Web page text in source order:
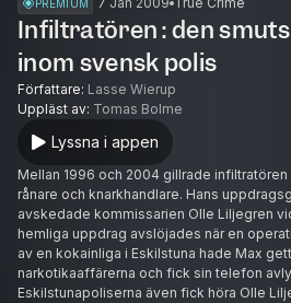
PREMIUM
Infiltratören : den
inom svensk polis
Författare: Lasse Wierup
Uppläst av: Tomas Bolme
Lyssna i appen
Mellan 1996 och 2004 gillrade
rånare och knarkhandlare. Hans
avskedade kommissarien Olle Liljegren
hemliga uppdrag avslöjades när en
av en kokainliga i Eskilstuna hade Max
narkotikaaffärerna och fick sin telefon
Eskilstunapoliserna även fick höra Olle